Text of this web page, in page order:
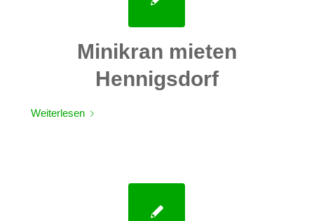
Minikran mieten
Hennigsdorf
Weiterlesen